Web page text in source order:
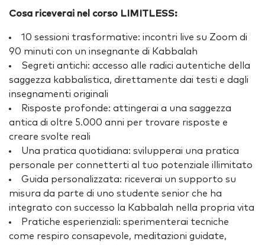
Cosa riceverai nel corso LIMITLESS:
10 sessioni trasformative: incontri live su Zoom di
90 minuti con un insegnante di Kabbalah
Segreti antichi: accesso alle radici autentiche della
saggezza kabbalistica, direttamente dai testi e dagli
insegnamenti originali
Risposte profonde: attingerai a una saggezza
antica di oltre 5.000 anni per trovare risposte e
creare svolte reali
Una pratica quotidiana: svilupperai una pratica
personale per connetterti al tuo potenziale illimitato
Guida personalizzata: riceverai un supporto su
misura da parte di uno studente senior che ha
integrato con successo la Kabbalah nella propria vita
Pratiche esperienziali: sperimenterai tecniche
come respiro consapevole, meditazioni guidate,